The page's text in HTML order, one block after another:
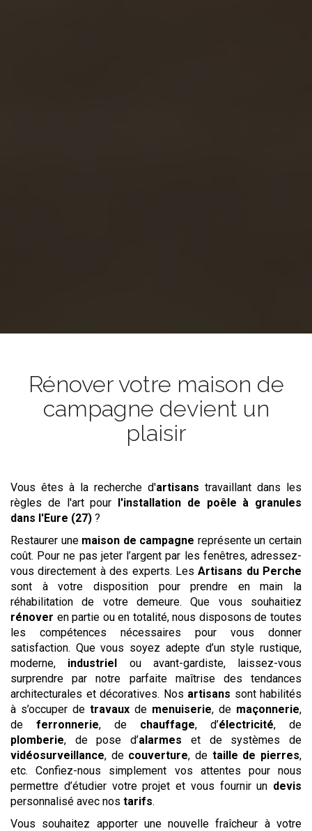
Rénover votre maison de
campagne devient un
plaisir
Vous êtes à la recherche d'artisans travaillant dans les
règles de l'art pour l'installation de poêle à granules
dans l'Eure (27) ?
Restaurer une maison de campagne représente un certain
coût. Pour ne pas jeter l’argent par les fenêtres, adressez-
vous directement à des experts. LesArtisans du Perche
sont à votre disposition pour prendre en main la
réhabilitation de votre demeure. Que vous souhaitiez
rénover en partie ou en totalité, nous disposons de toutes
les compétences nécessaires pour vous donner
satisfaction. Que vous soyez adepte d’un style rustique,
moderne, industriel ou avant-gardiste, laissez-vous
surprendre par notre parfaite maîtrise des tendances
architecturales et décoratives. Nos artisans sont habilités
à s’occuper de travaux de menuiserie, de maçonnerie,
de ferronnerie, de chauffage, d’électricité, de
plomberie, de pose d’alarmes et de systèmes de
vidéosurveillance, de couverture, de taille de pierres,
etc. Confiez-nous simplement vos attentes pour nous
permettre d’étudier votre projet et vous fournir un devis
personnalisé avec nos tarifs.
Vous souhaitez apporter une nouvelle fraîcheur à votre